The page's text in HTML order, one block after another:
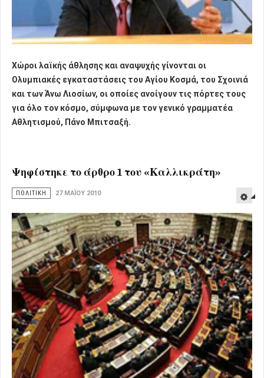
Χώροι λαϊκής άθλησης και αναψυχής γίνονται οι
Ολυμπιακές εγκαταστάσεις του Αγίου Κοσμά, του Σχοινιά
και των Άνω Λιοσίων, οι οποίες ανοίγουν τις πόρτες τους
για όλο τον κόσμο, σύμφωνα με τον γενικό γραμματέα
Αθλητισμού, Πάνο Μπιτσαξή.
Ψηφίστηκε το άρθρο 1 του «Καλλικράτη»
ΠΟΛΙΤΙΚΗ 27 ΜΑΪ́ΟΥ 2010